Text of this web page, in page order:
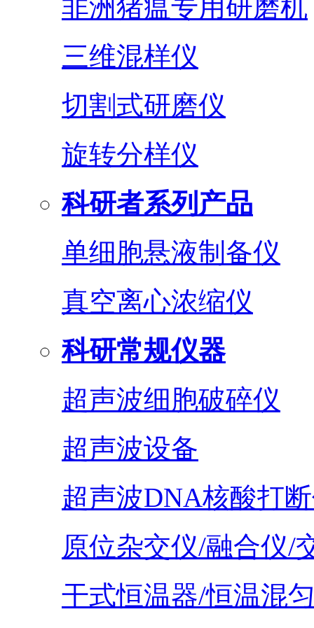
非洲猪瘟专用研磨机
三维混样仪
切割式研磨仪
旋转分样仪
科研者系列产品
单细胞悬液制备仪
真空离心浓缩仪
科研常规仪器
超声波细胞破碎仪
超声波设备
超声波DNA核酸打
原位杂交仪/融合仪/
干式恒温器/恒温混